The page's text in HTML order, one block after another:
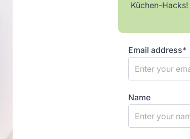
Küchen-Hacks!
Email address*
Name